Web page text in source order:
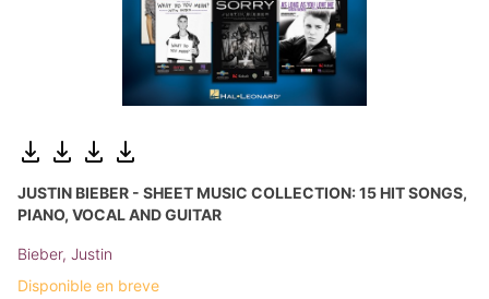
JUSTIN BIEBER - SHEET MUSIC COLLECTION: 15 HIT SONGS,
PIANO, VOCAL AND GUITAR
Bieber, Justin
Disponible en breve